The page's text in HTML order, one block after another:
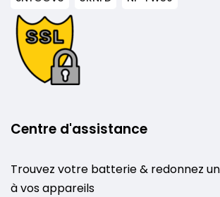
Centre d'assistance
Trouvez votre batterie & redonnez
à vos appareils